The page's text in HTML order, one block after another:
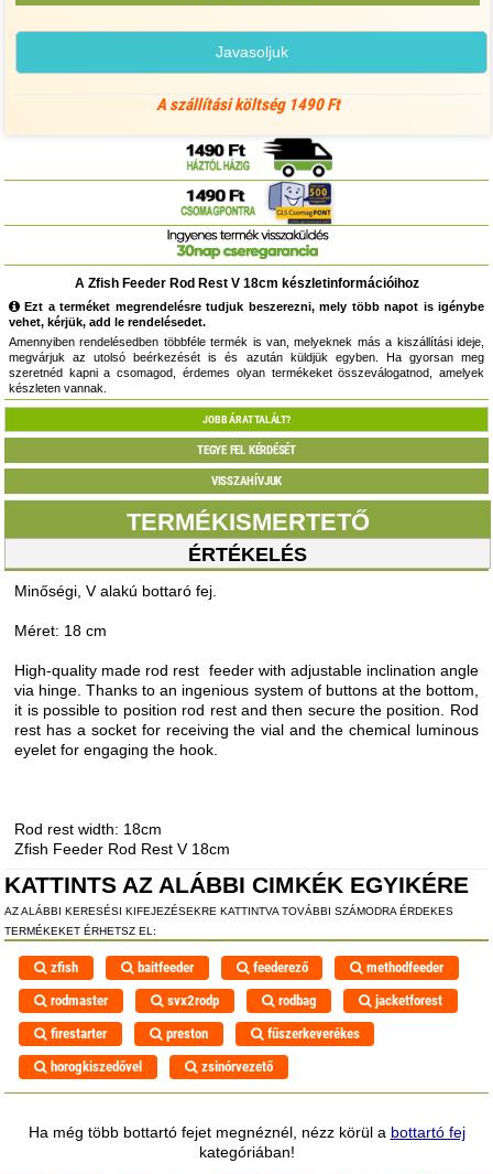
Javasoljuk
A szállítási költség 1490 Ft
A Zfish Feeder Rod Rest V 18cm készletinformációihoz
Ezt a terméket megrendelésre tudjuk beszerezni, mely több napot is igénybe
vehet, kérjük, add le rendelésedet.
Amennyiben rendelésedben többféle termék is van, melyeknek más a kiszállítási ideje,
megvárjuk az utolsó beérkezését is és azután küldjük egyben. Ha gyorsan meg
szeretnéd kapni a csomagod, érdemes olyan termékeket összeválogatnod, amelyek
készleten vannak.
JOBB ÁRAT TALÁLT?
TEGYE FEL KÉRDÉSÉT
VISSZAHÍVJUK
TERMÉKISMERTETŐ
ÉRTÉKELÉS
Minőségi, V alakú bottaró fej.
Méret: 18 cm
High-quality made rod rest feeder with adjustable inclination angle
via hinge. Thanks to an ingenious system of buttons at the bottom,
it is possible to position rod rest and then secure the position. Rod
rest has a socket for receiving the vial and the chemical luminous
eyelet for engaging the hook.
Rod rest width: 18cm
Zfish Feeder Rod Rest V 18cm
KATTINTS AZ ALÁBBI CIMKÉK EGYIKÉRE
AZ ALÁBBI KERESÉSI KIFEJEZÉSEKRE KATTINTVA TOVÁBBI SZÁMODRA ÉRDEKES
TERMÉKEKET ÉRHETSZ EL:
zfish baitfeeder feederező
methodfeeder
rodmaster
svx2rodp rodbag
jacketforest
firestarter
preston
fűszerkeverékes
horogkiszedővel
zsinórvezető
Ha még több bottartó fejet megnéznél, nézz körül a bottartó fej
kategóriában!